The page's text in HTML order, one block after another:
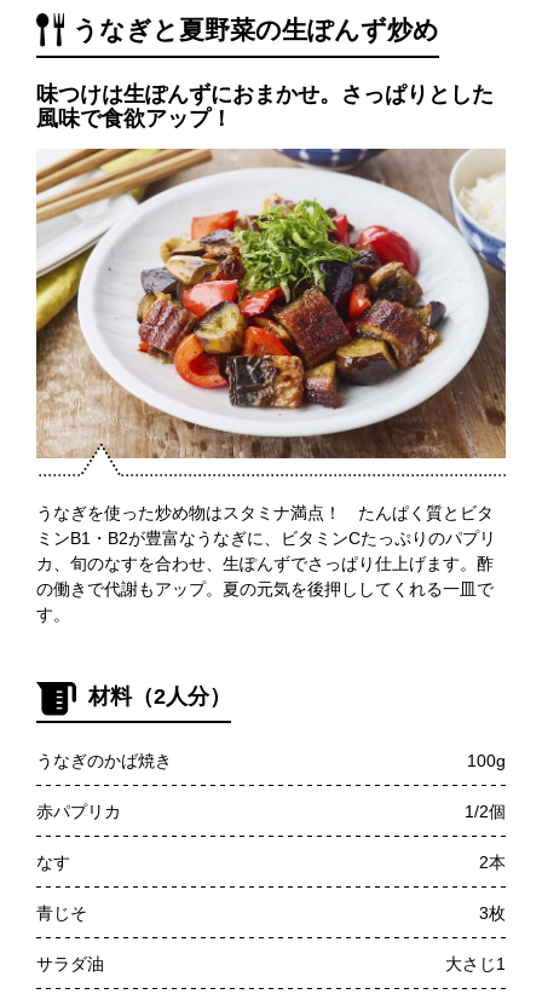
うなぎと夏野菜の生ぽんず炒め
味つけは生ぽんずにおまかせ。さっぱりとした
風味で食欲アップ！
うなぎを使った炒め物はスタミナ満点！ たんぱく質とビタ
ミンB1・B2が豊富なうなぎに、ビタミンCたっぷりのパプリ
カ、旬のなすを合わせ、生ぽんずでさっぱり仕上げます。酢
の働きで代謝もアップ。夏の元気を後押ししてくれる一皿で
す。
材料（2人分）
うなぎのかば焼き 100g
赤パプリカ 1/2個
なす 2本
青じそ 3枚
サラダ油 大さじ1